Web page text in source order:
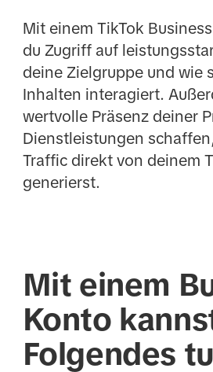
Mit einem TikTok
du Zugriff auf
deine Zielgruppe und wie
Inhalten interagiert.
wertvolle Präsenz deiner
Dienstleistungen
Traffic direkt von deinem
generierst.
Mit einem
Konto
Folgendes